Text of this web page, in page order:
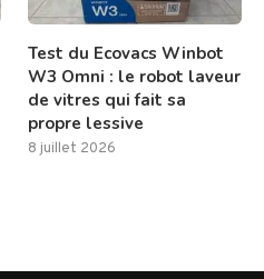
Test du Ecovacs Winbot
W3 Omni : le robot laveur
de vitres qui fait sa
propre lessive
8 juillet 2026